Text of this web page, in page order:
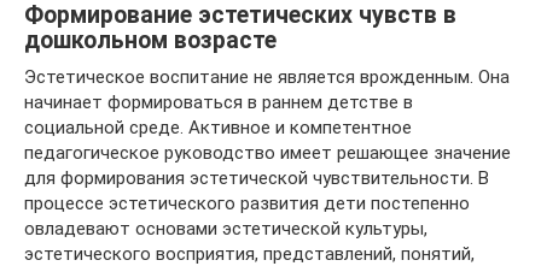
Формирование эстетических чувств в
дошкольном возрасте
Эстетическое воспитание не является врожденным. Она
начинает формироваться в раннем детстве в
социальной среде. Активное и компетентное
педагогическое руководство имеет решающее значение
для формирования эстетической чувствительности. В
процессе эстетического развития дети постепенно
овладевают основами эстетической культуры,
эстетического восприятия, представлений, понятий,